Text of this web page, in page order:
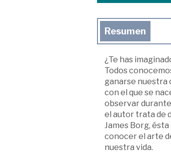
Resumen
¿Te has
Todos
ganarse nuestra
con el que se
observar
el autor trata de
James Borg,
conocer el arte
nuestra vida.